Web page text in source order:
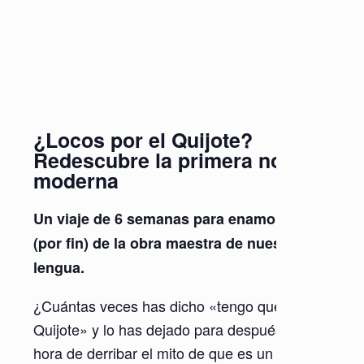
¿Locos por el Quijote?
Redescubre la primera novela
moderna
Un viaje de 6 semanas para enamorarte
(por fin) de la obra maestra de nuestra
lengua.
¿Cuántas veces has dicho «tengo que leer el
Quijote» y lo has dejado para después? Es
hora de derribar el mito de que es un libro